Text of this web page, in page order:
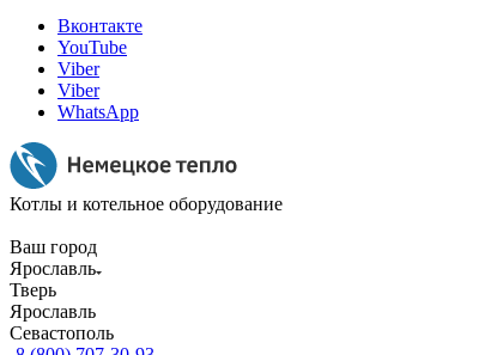
Вконтакте
YouTube
Viber
Viber
WhatsApp
Котлы и котельное оборудование
Ваш город
Ярославль
Тверь
Ярославль
Севастополь